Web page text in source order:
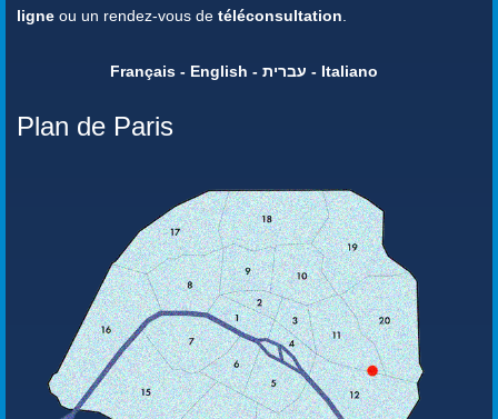
ligne ou un rendez-vous de téléconsultation.
Français - English - עברית - Italiano
Plan de Paris